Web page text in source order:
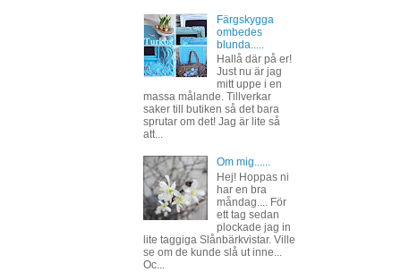
Färgskygga
ombedes
blunda.....
Hallå där på er!
Just nu är jag
mitt uppe i en
massa målande. Tillverkar
saker till butiken så det bara
sprutar om det! Jag är lite så
att...
Om mig......
Hej! Hoppas ni
har en bra
måndag.... För
ett tag sedan
plockade jag in
lite taggiga Slånbärkvistar. Ville
se om de kunde slå ut inne...
Oc...